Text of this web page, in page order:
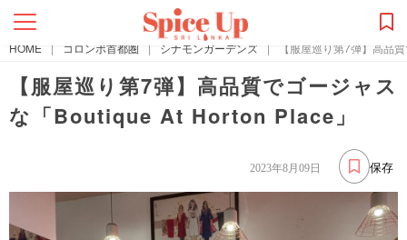
HOME | コロンボ首都圏 | シナモンガーデンズ | 【服屋巡り第7弾】高品
【服屋巡り第7弾】高品質でゴージャス
な「Boutique At Horton Place」
保存
2023年8月09日